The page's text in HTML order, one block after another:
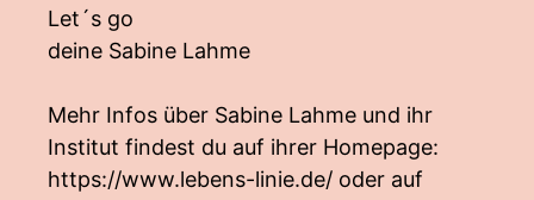
Let´s go
deine Sabine Lahme
Mehr Infos über Sabine Lahme und ihr
Institut findest du auf ihrer Homepage:
https://www.lebens-linie.de/ oder auf